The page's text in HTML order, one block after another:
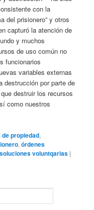
con la
del prisionero” y otros
capturó la atención de
y muchos
de uso común no
funcionarios
variables externas
destrucción por parte de
destruir los recursos
como nuestros
propiedad,
,órdenes
soluciones voluntqarias |